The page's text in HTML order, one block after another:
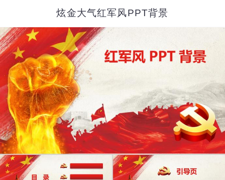
炫金大气红军风PPT背景